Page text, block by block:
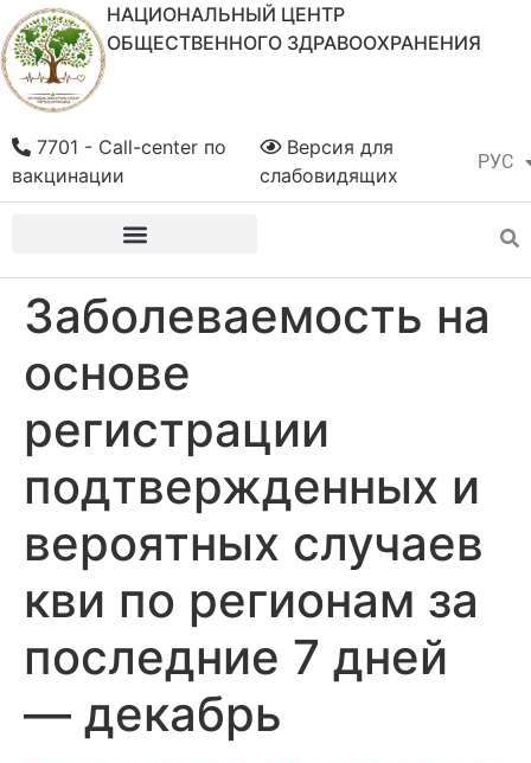
НАЦИОНАЛЬНЫЙ ЦЕНТР
ОБЩЕСТВЕННОГО ЗДРАВООХРАНЕНИЯ
РУС
ҚАЗ
Версия для
слабовидящих
7701 - Call-center по
вакцинации
Заболеваемость на
основе
регистрации
подтвержденных и
вероятных случаев
кви по регионам за
последние 7 дней
— декабрь